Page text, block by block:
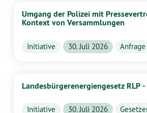
Umgang der Polizei mit
Kontext von Versammlungen
Initiative 30. Juli 2026 Anfrage
Landesbürgerenergiengesetz RLP -
Initiative 30. Juli 2026